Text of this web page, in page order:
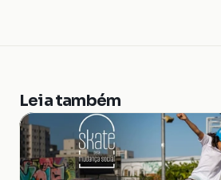
Leia também